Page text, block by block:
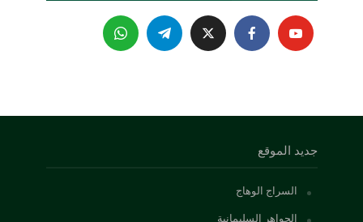
جديد الموقع
السراج الوهاج
الجواهر السليمانية